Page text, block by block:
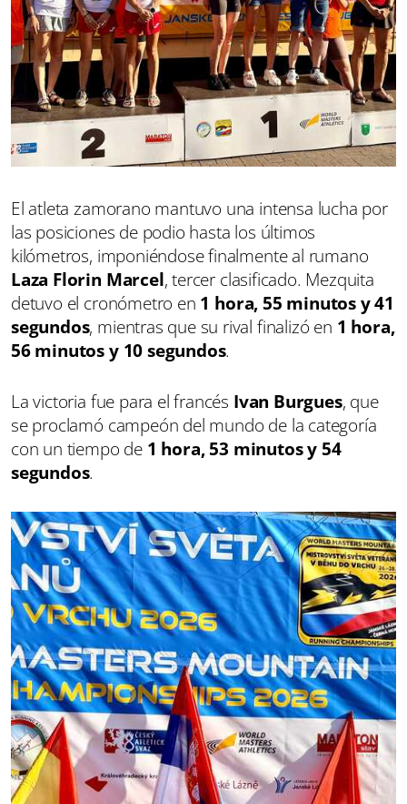
El atleta zamorano mantuvo una intensa lucha por
las posiciones de podio hasta los últimos
kilómetros, imponiéndose finalmente al rumano
Laza Florin Marcel, tercer clasificado. Mezquita
detuvo el cronómetro en 1 hora, 55 minutos y 41
segundos, mientras que su rival finalizó en 1 hora,
56 minutos y 10 segundos.
La victoria fue para el francés Ivan Burgues, que
se proclamó campeón del mundo de la categoría
con un tiempo de 1 hora, 53 minutos y 54
segundos.